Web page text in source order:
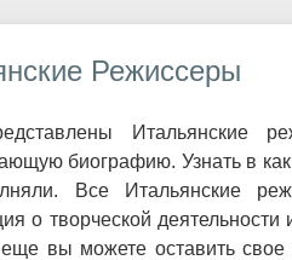
Режиссеры
Итальянские
биографию. Узнать в
Все Итальянские
о творческой
вы можете оставить